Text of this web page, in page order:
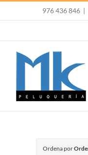
al
976 436 846 |
Ordena por